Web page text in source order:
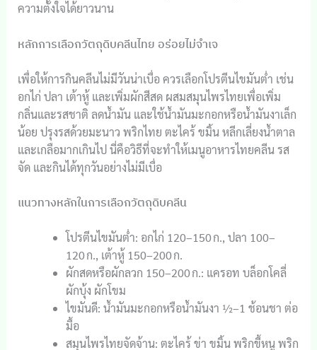
ความตั้งใจได้ยาวนาน
หลักการเลือกวัตถุดิบคลีนไทย อร่อยไม่จำเจ
เพื่อให้การกินคลีนไม่มีวันน่าเบื่อ ควรเลือกโปรตีนไขมันต่ำ เช่น
อกไก่ ปลา เต้าหู้ และเพิ่มผักสีสด ผสมสมุนไพรไทยเพื่อเพิ่ม
กลิ่นและรสชาติ ลดน้ำมัน และใช้น้ำมันมะกอกหรือน้ำมันงาเล็ก
น้อย ปรุงรสด้วยมะนาว พริกไทย ตะไคร้ ขมิ้น หลีกเลี่ยงน้ำตาล
และเกลือมากเกินไป นี่คือวิธีที่จะทำให้เมนูอาหารไทยคลีน รส
จัด และกินได้ทุกวันอย่างไม่มีเบื่อ
แนวทางหลักในการเลือกวัตถุดิบคลีน
โปรตีนไขมันต่ำ: อกไก่ 120–150 ก., ปลา 100–
120 ก., เต้าหู้ 150–200 ก.
ผักสดหรือผักลวก 150–200 ก.: แครอท บล็อกโคลี่
ผักบุ้ง ผักโขม
ไขมันดี: น้ำมันมะกอกหรือน้ำมันงา ½–1 ช้อนชา ต่อ
มื้อ
สมุนไพรไทยจัดจ้าน: ตะไคร้ ข่า ขมิ้น พริกขี้หนู พริก